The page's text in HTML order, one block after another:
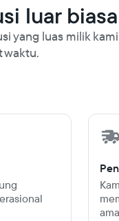
luar biasa
yang luas milik kami
waktu.